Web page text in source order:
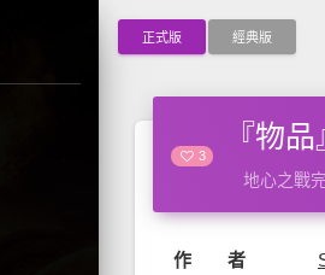
正式版 經典版
3
『物
地心之戰
作 者